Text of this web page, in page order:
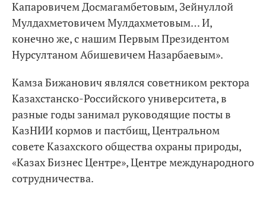
Капаровичем Досмагамбетовым, Зейнуллой
Мулдахметовичем Мулдахметовым… И,
конечно же, с нашим Первым Президентом
Нурсултаном Абишевичем Назарбаевым».
Камза Бижанович являлся советником ректора
Казахстанско-Российского университета, в
разные годы занимал руководящие посты в
КазНИИ кормов и пастбищ, Центральном
совете Казахского общества охраны природы,
«Казах Бизнес Центре», Центре международного
сотрудничества.